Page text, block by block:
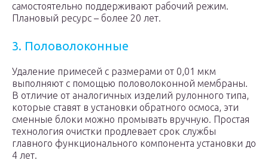
самостоятельно поддерживают рабочий режим.
Плановый ресурс – более 20 лет.
3. Половолоконные
Удаление примесей с размерами от 0,01 мкм
выполняют с помощью половолоконной мембраны.
В отличие от аналогичных изделий рулонного типа,
которые ставят в установки обратного осмоса, эти
сменные блоки можно промывать вручную. Простая
технология очистки продлевает срок службы
главного функционального компонента установки до
4 лет.